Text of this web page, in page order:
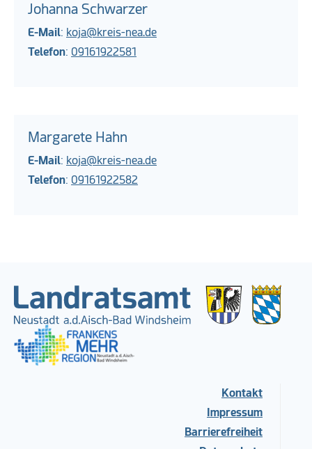
Johanna Schwarzer
E-Mail: koja@kreis-nea.de
Telefon: 09161922581
Margarete Hahn
E-Mail: koja@kreis-nea.de
Telefon: 09161922582
Kontakt
Impressum
Barrierefreiheit